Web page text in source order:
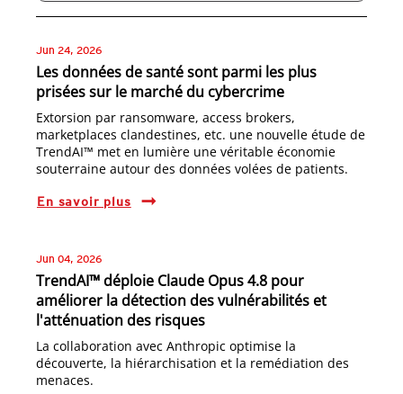
Jun 24, 2026
Les données de santé sont parmi les plus
prisées sur le marché du cybercrime
Extorsion par ransomware, access brokers,
marketplaces clandestines, etc. une nouvelle étude de
TrendAI™ met en lumière une véritable économie
souterraine autour des données volées de patients.
En savoir plus
Jun 04, 2026
TrendAI™ déploie Claude Opus 4.8 pour
améliorer la détection des vulnérabilités et
l'atténuation des risques
La collaboration avec Anthropic optimise la
découverte, la hiérarchisation et la remédiation des
menaces.